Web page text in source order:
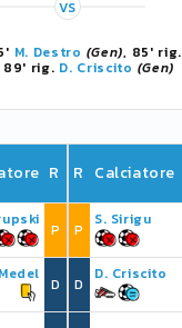
VS
M. Destro (Gen), 85' rig.
89' rig. D. Criscito (Gen)
R
P
D
R Calciatore
P
S. Sirigu
D
D. Criscito